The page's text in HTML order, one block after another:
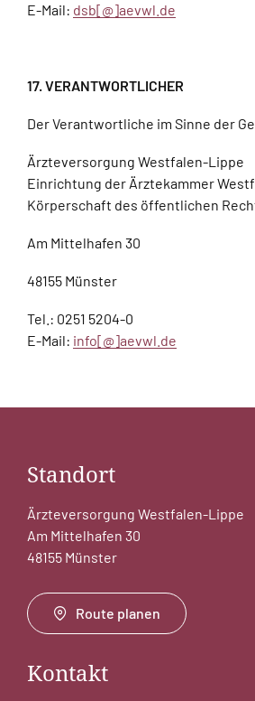
E-Mail: dsb[@]aevwl.de
17. VERANTWORTLICHER
Der Verantwortliche im Sinne der
Ärzteversorgung Westfalen-Lippe
Einrichtung der Ärztekammer
Körperschaft des öffentlichen
Am Mittelhafen 30
48155 Münster
Tel.: 0251 5204-0
E-Mail: info[@]aevwl.de
Standort
Ärzteversorgung Westfalen-Lippe
Am Mittelhafen 30
48155 Münster
Route planen
Kontakt